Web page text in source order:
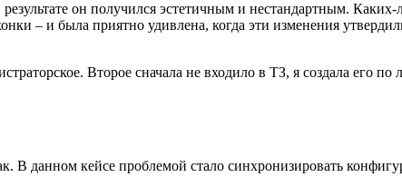
он получился эстетичным и нестандартным.
– и была приятно удивлена, когда эти изменения
Второе сначала не входило в ТЗ, я создала его
В данном кейсе проблемой стало синхронизировать